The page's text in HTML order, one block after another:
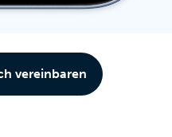
vereinbaren